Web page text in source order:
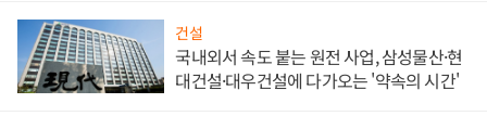
건설
국내외서 속도 붙는 원전 사업, 삼성물산·현
대건설·대우건설에 다가오는 '약속의 시간'